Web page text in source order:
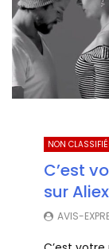
NON
C’est
sur
AVIS-